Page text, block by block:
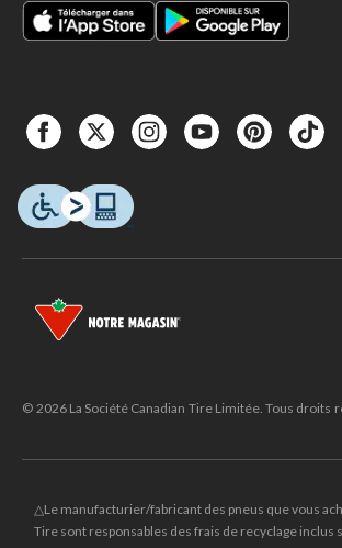
© 2026 La Société Canadian Tire Limitée. Tous droits
△Le manufacturier/fabricant des pneus que vous
Tire sont responsables des frais de recyclage inclus